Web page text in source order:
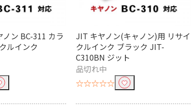
ン BC-311 カラ
ルインク
JIT キヤノン(キャノン)用 リサイ
クルインク ブラック JIT-
C310BN ジット
品切れ中
☆☆☆☆☆
A5